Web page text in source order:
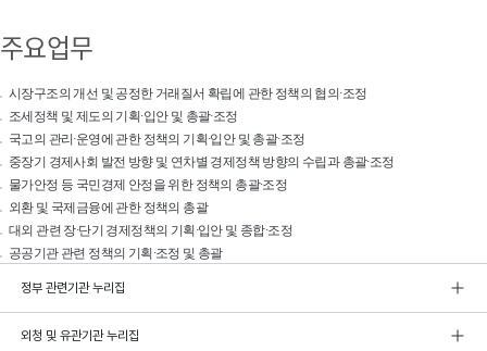
주요업무
시장구조의 개선 및 공정한 거래질서 확립에 관한 정책의 협의·조정
조세정책 및 제도의 기획·입안 및 총괄·조정
국고의 관리·운영에 관한 정책의 기획·입안 및 총괄·조정
중장기 경제사회 발전 방향 및 연차별 경제정책 방향의 수립과 총괄·조정
물가안정 등 국민경제 안정을 위한 정책의 총괄·조정
외환 및 국제금융에 관한 정책의 총괄
대외 관련 장·단기 경제정책의 기획·입안 및 종합·조정
공공기관 관련 정책의 기획·조정 및 총괄
정부 관련기관 누리집
외청 및 유관기관 누리집